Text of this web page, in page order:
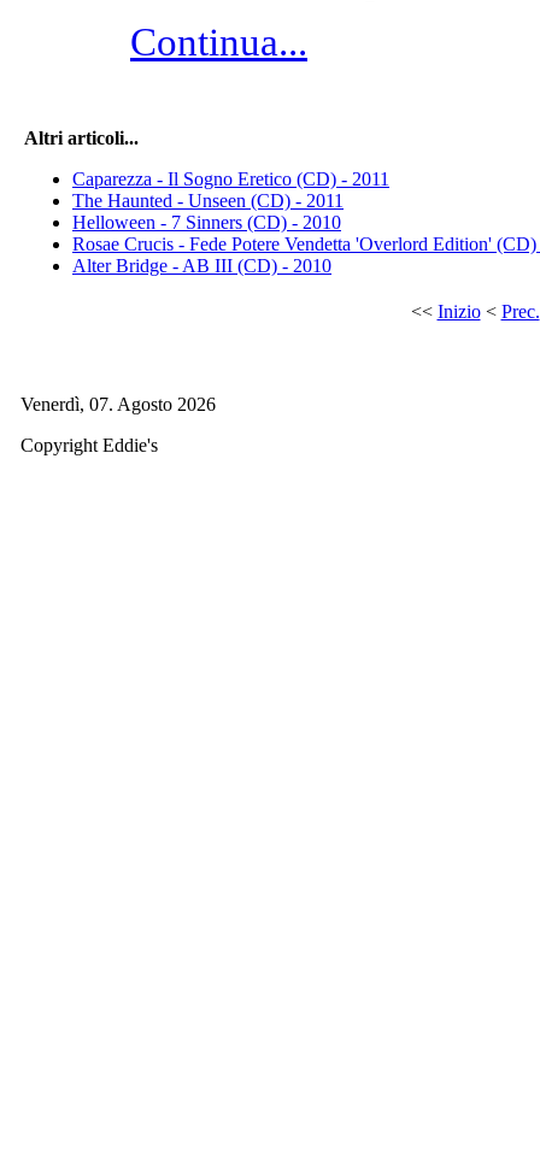
Continua...
Altri articoli...
Caparezza - Il Sogno Eretico (CD) - 2011
The Haunted - Unseen (CD) - 2011
Helloween - 7 Sinners (CD) - 2010
Rosae Crucis - Fede Potere Vendetta 'Overlord Edition'
Alter Bridge - AB III (CD) - 2010
<< Inizio< Prec.
Venerdì, 07. Agosto 2026
Copyright Eddie's